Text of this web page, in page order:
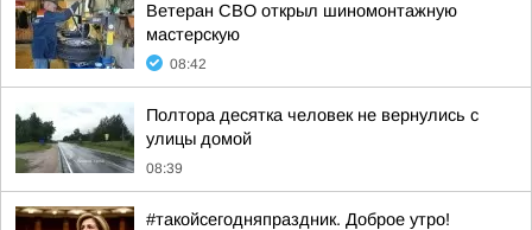
Ветеран СВО открыл шиномонтажную
мастерскую
08:42
Полтора десятка человек не вернулись с
улицы домой
08:39
#такойсегодняпраздник. Доброе утро!